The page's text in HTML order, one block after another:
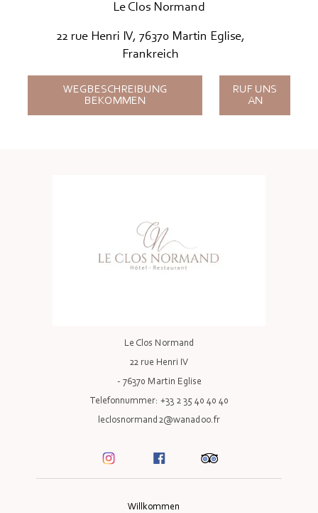
Le Clos Normand
22 rue Henri IV, 76370 Martin Eglise,
Frankreich
WEGBESCHREIBUNG
BEKOMMEN
RUF UNS
AN
Le Clos Normand
22 rue Henri IV
- 76370 Martin Eglise
Telefonnummer: +33 2 35 40 40 40
leclosnormand2@wanadoo.fr
Willkommen